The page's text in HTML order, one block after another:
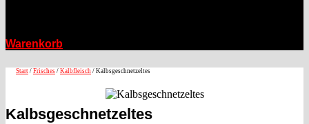
Warenkorb
Start / Frisches / Kalbfleisch / Kalbsgeschnetzeltes
Kalbsgeschnetzeltes